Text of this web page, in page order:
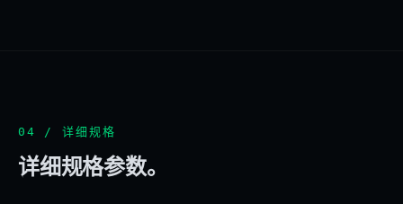
04 / 详细规格
详细规格参数。